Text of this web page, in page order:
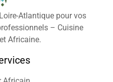
Atlantique pour vos
– Cuisine
Africaine.